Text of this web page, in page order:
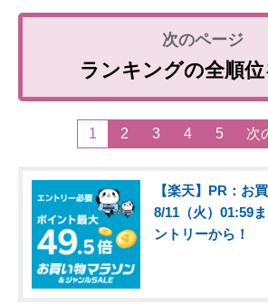
ランキングの全順位
1 2 3 4 5 次
【楽天】PR：お
8/11（火）01:59
ントリーから！